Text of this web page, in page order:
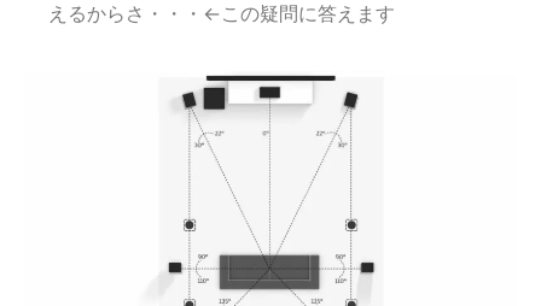
えるからさ・・・←この疑問に答えます